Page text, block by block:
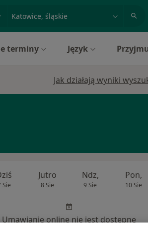
miasto lub dzielnica
terminy Język
Jak działają wyniki
Sie
Jutro
8 Sie
Ndz,
9 Sie
Pon,
10 Sie
Umawianie online nie jest dostępne